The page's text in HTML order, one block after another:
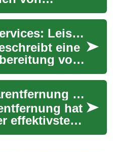
dauerhafte
...
Car Detailing Services: Leistungen, Methoden und Pflegehinweise
eine
von
über eine
...
Dauerhafte Haarentfernung mit Laser: Alles, was Sie wissen müssen
hat
effektivsten